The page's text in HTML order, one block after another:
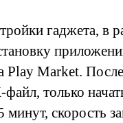
гаджета, в
Play Market.
только
скорость